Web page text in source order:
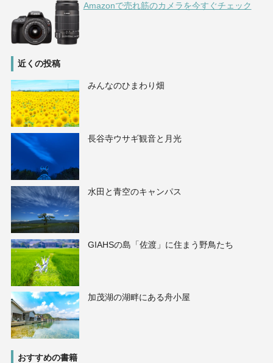
Amazonで売れ筋のカメラを今すぐチェック
近くの投稿
みんなのひまわり畑
長谷寺ウサギ観音と月光
水田と青空のキャンパス
GIAHSの島「佐渡」に住まう野鳥たち
加茂湖の湖畔にある舟小屋
おすすめの書籍